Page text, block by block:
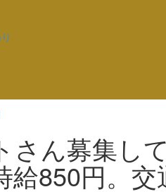
さん募集し
850円。交